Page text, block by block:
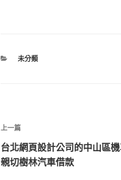
分
未分類
文
章
導
上
一
篇
上一篇
台北網頁設計公司的中山區
親切樹林汽車借款